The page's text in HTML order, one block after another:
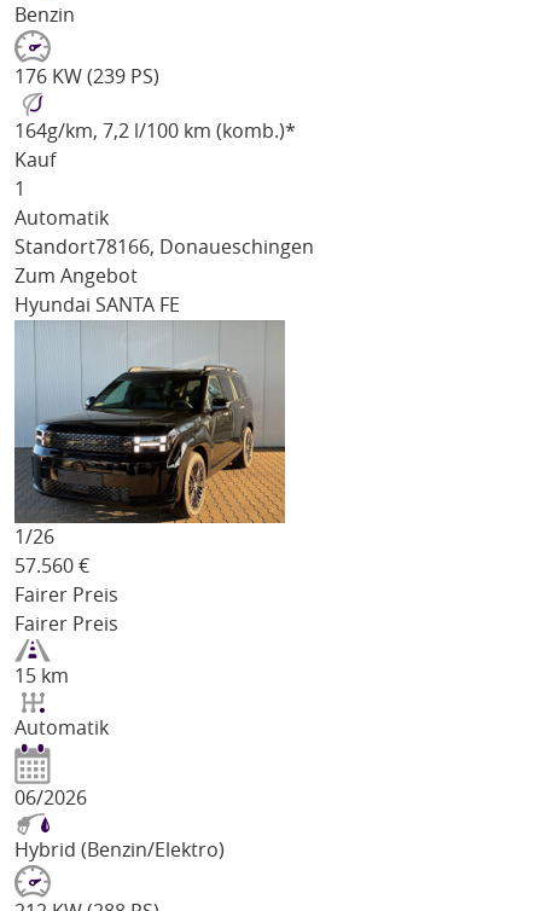
Benzin
176 KW (239 PS)
164g/km, 7,2 l/100 km (komb.)*
Kauf
1
Automatik
Standort78166, Donaueschingen
Zum Angebot
Hyundai SANTA FE
1/26
57.560 €
Fairer Preis
Fairer Preis
15 km
Automatik
06/2026
Hybrid (Benzin/Elektro)